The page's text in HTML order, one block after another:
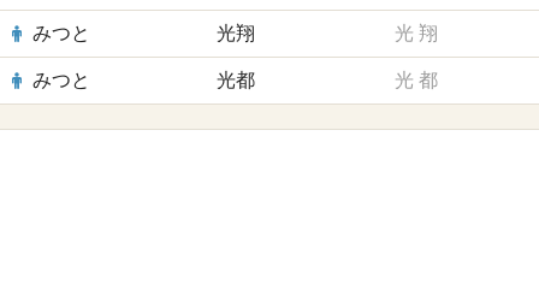
みつと 光翔 光 翔
みつと 光都 光 都